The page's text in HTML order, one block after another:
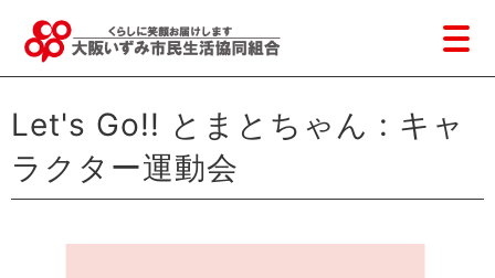
Let's Go!! とまとちゃん : キャ
ラクター運動会